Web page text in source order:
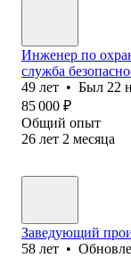
Инженер по
служба
49 лет • Был 22
85 000 ₽
Общий опыт
26 лет 2 месяца
Заведующий
58 лет •